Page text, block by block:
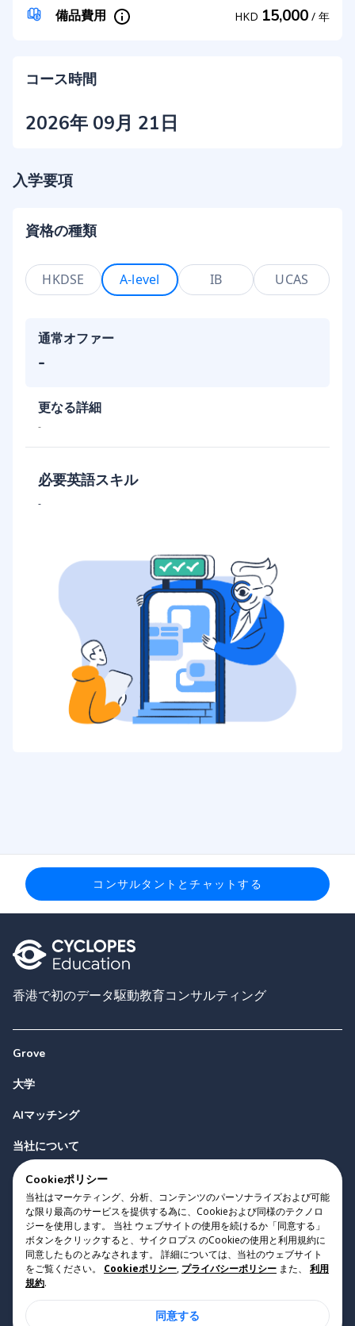
備品費用 HKD 15,000 / 年
コース時間
2026年 09月 21日
入学要項
資格の種類
HKDSE A-level IB UCAS
通常オファー
-
更なる詳細
-
必要英語スキル
-
コンサルタントとチャットする
香港で初のデータ駆動教育コンサルティング
Grove
大学
AIマッチング
当社について
お問い合わせ
Copyright 2023 Cyclopes® • v0.31.0
Cookieポリシー • プライバシーポリシー • 利用規約
Suite 2807, 28/F, Tower 2, Times Square, 1 Matheson Street,
Cookieポリシー
当社はマーケティング、分析、コンテンツのパーソナライズおよび可能
な限り最高のサービスを提供する為に、Cookieおよび同様のテクノロ
ジーを使用します。 当社 ウェブサイトの使用を続けるか「同意する」
ボタンをクリックすると、サイクロプス のCookieの使用と利用規約に
同意したものとみなされます。 詳細については、当社のウェブサイト
をご覧ください。
Cookieポリシー, プライバシーポリシー また、
利用
規約.
同意する